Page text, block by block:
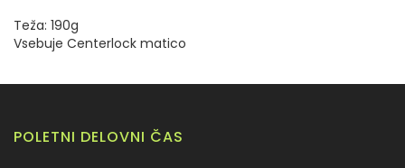
Teža: 190g
Vsebuje Centerlock matico
POLETNI DELOVNI ČAS